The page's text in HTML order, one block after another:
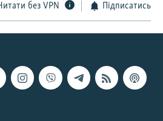
без VPN Підписатись